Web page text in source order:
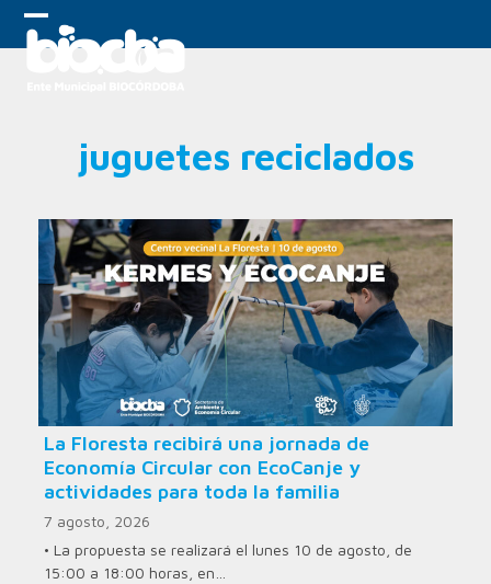
Skip
Open
Close
juguetes reciclados
La Floresta recibirá una jornada de
Economía Circular con EcoCanje y
actividades para toda la familia
7 agosto, 2026
• La propuesta se realizará el lunes 10 de agosto, de
15:00 a 18:00 horas, en…